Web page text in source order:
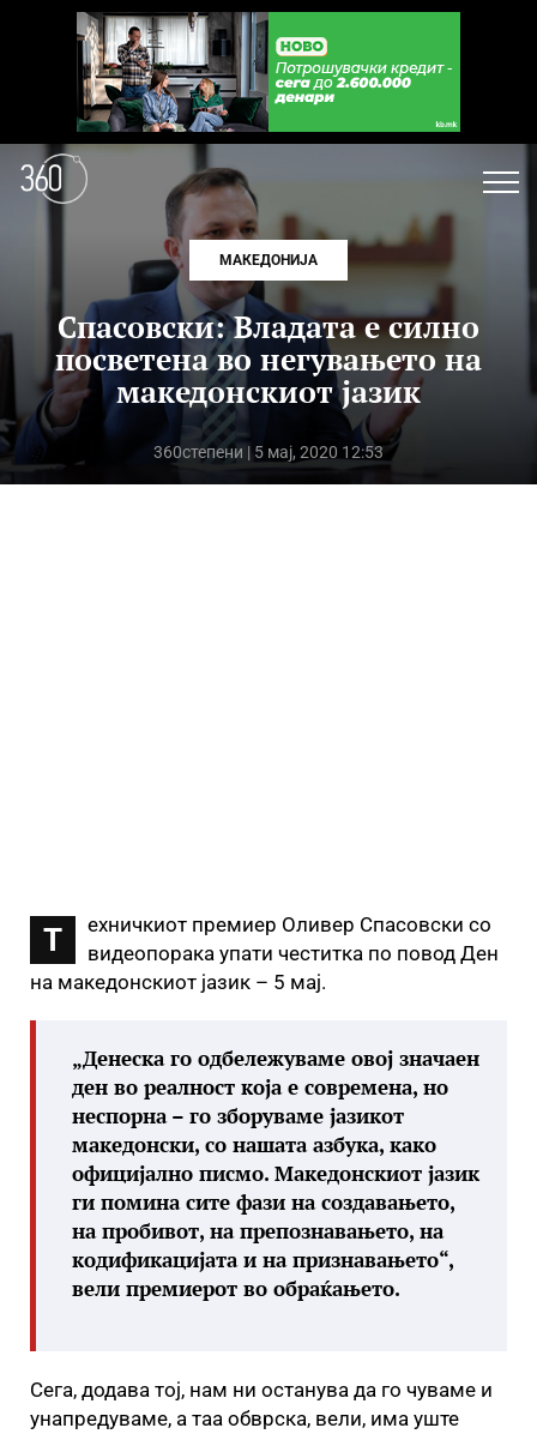
МАКЕДОНИЈА
Спасовски: Владата е силно
посветена во негувањето на
македонскиот јазик
360степени | 5 мај, 2020 12:53
Т
ехничкиот премиер Оливер Спасовски со
видеопорака упати честитка по повод Ден
на македонскиот јазик – 5 мај.
„Денеска го одбележуваме овој значаен
ден во реалност која е современа, но
неспорна – го зборуваме јазикот
македонски, со нашата азбука, како
официјално писмо. Македонскиот јазик
ги помина сите фази на создавањето,
на пробивот, на препознавањето, на
кодификацијата и на признавањето“,
вели премиерот во обраќањето.
Сега, додава тој, нам ни останува да го чуваме и
унапредуваме, а таа обврска, вели, има уште